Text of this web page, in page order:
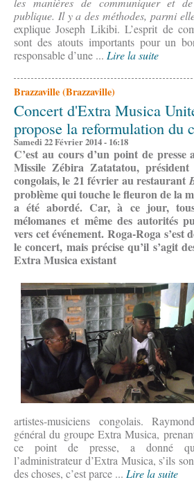
publique. Il y a des méthodes, parmi
explique Joseph Likibi. L’esprit de
sont des atouts importants pour un
responsable d’une ... Lire la suite
Brazzaville (Brazzaville)
Concert d'Extra Musica
propose la reformulation du
Samedi 22 Février 2014 - 16:18
C’est au cours d’un point de presse
Missile Zébira Zatatatou,
congolais, le 21 février au restaurant
problème qui touche le fleuron de la
a été abordé. Car, à ce jour,
mélomanes et même des autorités
vers cet événement. Roga-Roga s’est
le concert, mais précise qu’il s’agit
Extra Musica existant
artistes-musiciens congolais.
général du groupe Extra Musica,
ce point de presse, a donné
l’administrateur d’Extra Musica, s’ils
des choses, c’est parce ... Lire la suite